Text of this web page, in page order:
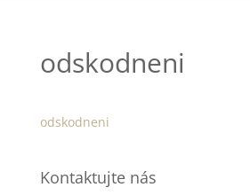
odskodneni
odskodneni
Kontaktujte nás